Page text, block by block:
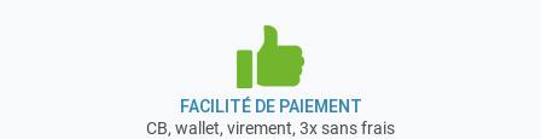
FACILITÉ DE PAIEMENT
CB, wallet, virement, 3x sans frais